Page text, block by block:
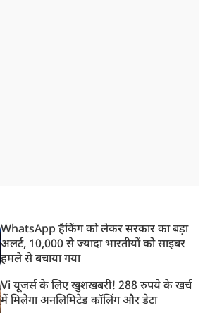
WhatsApp हैकिंग को लेकर सरकार का बड़ा
अलर्ट, 10,000 से ज्यादा भारतीयों को साइबर
हमले से बचाया गया
Vi यूजर्स के लिए खुशखबरी! 288 रुपये के खर्च
में मिलेगा अनलिमिटेड कॉलिंग और डेटा